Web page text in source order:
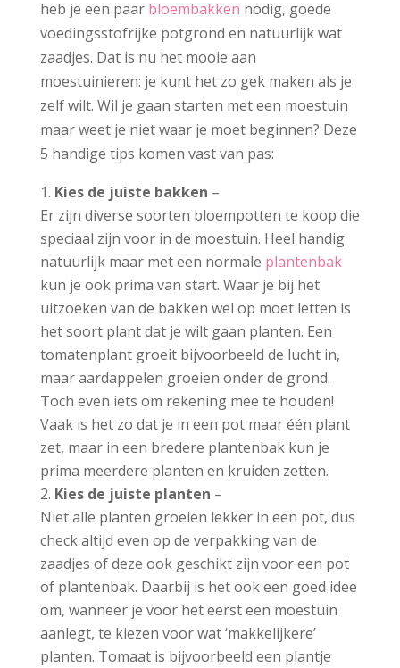
heb je een paar bloembakken nodig, goede
voedingsstofrijke potgrond en natuurlijk wat
zaadjes. Dat is nu het mooie aan
moestuinieren: je kunt het zo gek maken als je
zelf wilt. Wil je gaan starten met een moestuin
maar weet je niet waar je moet beginnen? Deze
5 handige tips komen vast van pas:
Kies de juiste bakken –
Er zijn diverse soorten bloempotten te koop die
speciaal zijn voor in de moestuin. Heel handig
natuurlijk maar met een normale plantenbak
kun je ook prima van start. Waar je bij het
uitzoeken van de bakken wel op moet letten is
het soort plant dat je wilt gaan planten. Een
tomatenplant groeit bijvoorbeeld de lucht in,
maar aardappelen groeien onder de grond.
Toch even iets om rekening mee te houden!
Vaak is het zo dat je in een pot maar één plant
zet, maar in een bredere plantenbak kun je
prima meerdere planten en kruiden zetten.
Kies de juiste planten –
Niet alle planten groeien lekker in een pot, dus
check altijd even op de verpakking van de
zaadjes of deze ook geschikt zijn voor een pot
of plantenbak. Daarbij is het ook een goed idee
om, wanneer je voor het eerst een moestuin
aanlegt, te kiezen voor wat ‘makkelijkere’
planten. Tomaat is bijvoorbeeld een plantje